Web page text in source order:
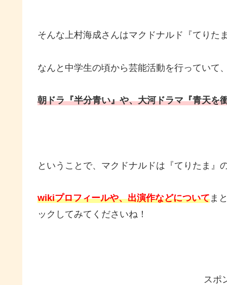
そんな上村海成さんはマクドナルド『てりた
なんと中学生の頃から芸能活動を行っていて
朝ドラ『半分青い』や、大河ドラマ『青天を
ということで、マクドナルドは『てりたま』
wikiプロフィールや、出演作などについてま
ックしてみてくださいね！
スポ